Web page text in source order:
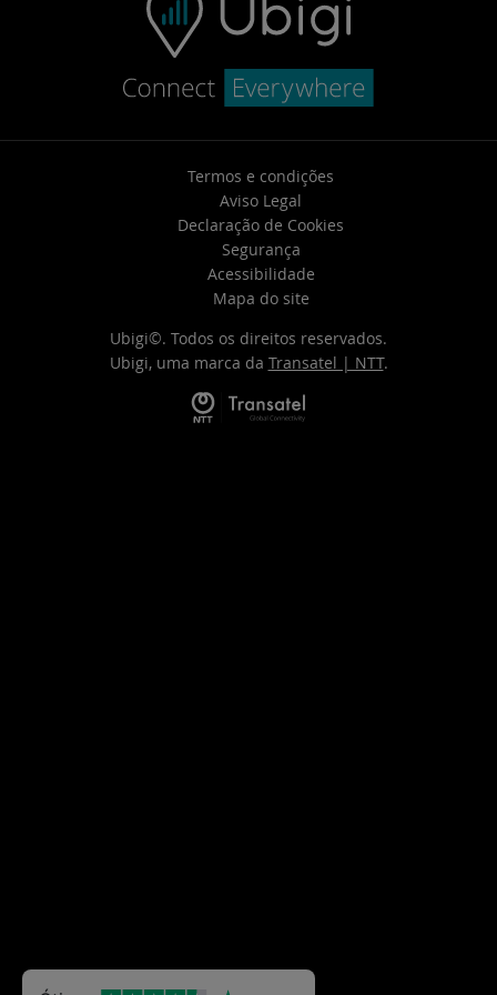
Termos e condições
Aviso Legal
Declaração de Cookies
Segurança
Acessibilidade
Mapa do site
Ubigi©. Todos os direitos reservados.
Ubigi, uma marca da Transatel | NTT.